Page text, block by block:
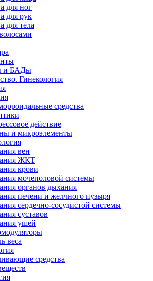
для ног
для рук
для тела
и БАДы
Гинекология
средства
действие
и микроэлементы
вен
ЖКТ
крови
мочеполовой системы
органов дыхания
печени и желчного пузыря
сердечно-сосудистой системы
суставов
ушей
веса
средства